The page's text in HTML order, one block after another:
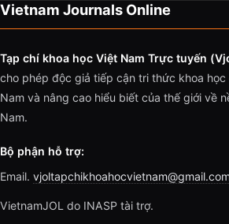
Vietnam Journals Online
Tạp chí khoa học Việt Nam Trực tuyến
cho phép độc giả tiếp cận tri thức khoa
Nam và nâng cao hiểu biết của thế giới về
Nam.
Bộ phận hỗ trợ:
Email.
VietnamJOL do INASP tài trợ.